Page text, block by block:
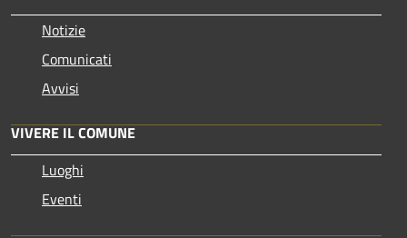
Notizie
Comunicati
Avvisi
VIVERE IL COMUNE
Luoghi
Eventi